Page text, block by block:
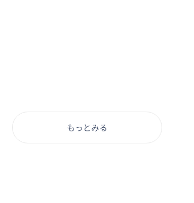
もっとみる